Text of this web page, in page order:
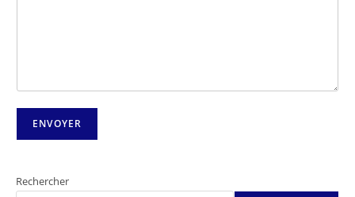
ENVOYER
Rechercher